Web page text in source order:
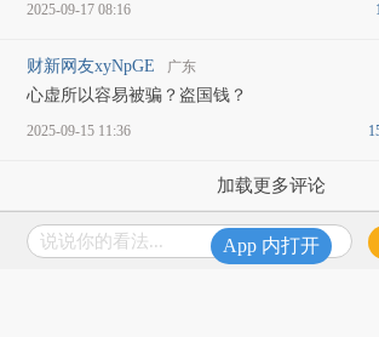
2025-09-17 08:16
财新网友xyNpGE 广东
心虚所以容易被骗？盗国钱？
2025-09-15 11:36
加载更多评论
说说你的看法... App 内打开